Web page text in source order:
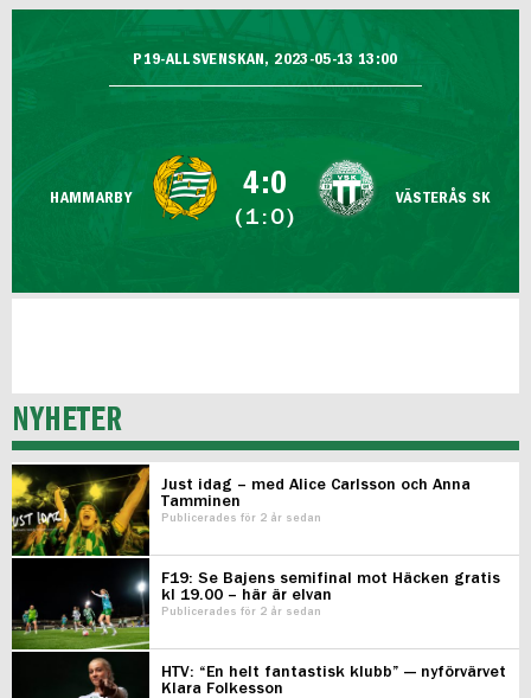
P19-ALLSVENSKAN, 2023-05-13 13:00
HAMMARBY 4:0
(1:0)
VÄSTERÅS SK
NYHETER
Just idag – med Alice Carlsson och Anna
Tamminen
Publicerades för 2 år sedan
F19: Se Bajens semifinal mot Häcken gratis
kl 19.00 – här är elvan
Publicerades för 2 år sedan
HTV: “En helt fantastisk klubb” — nyförvärvet
Klara Folkesson